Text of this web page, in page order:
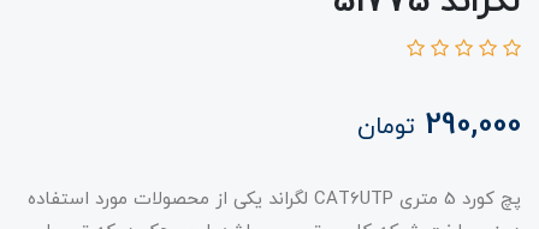
290,000 تومان
پچ کورد 5 متری CAT6UTP لگراند یکی از محصولات مورد استفاده